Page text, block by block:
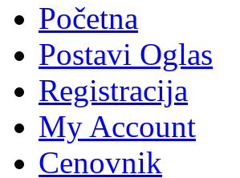
Početna
Postavi Oglas
Registracija
My Account
Cenovnik